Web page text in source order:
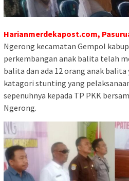
Harianmerdekapost.com,
Ngerong kecamatan Gempol
perkembangan anak balita telah
balita dan ada 12 orang anak
katagori stunting yang
sepenuhnya kepada TP PKK
Ngerong.